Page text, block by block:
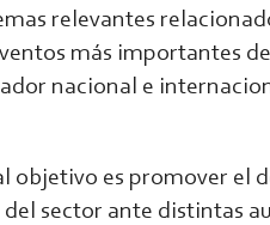
relevantes
más importantes
nacional e
objetivo es promover el
sector ante distintas